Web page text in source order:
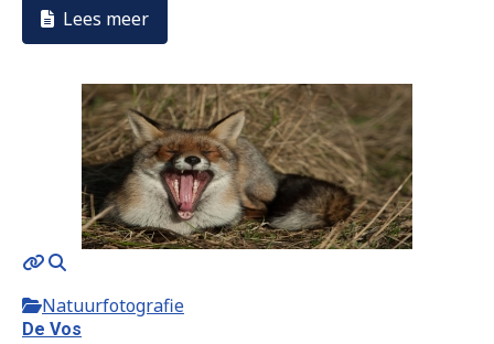
Lees meer
Natuurfotografie
De Vos